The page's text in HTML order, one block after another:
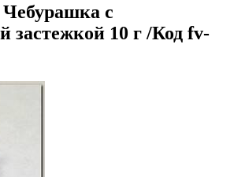
Чебурашка с
застежкой 10 г /Код fv-